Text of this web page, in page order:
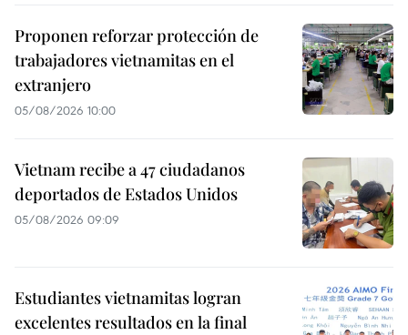
Proponen reforzar protección de
trabajadores vietnamitas en el
extranjero
05/08/2026 10:00
Vietnam recibe a 47 ciudadanos
deportados de Estados Unidos
05/08/2026 09:09
Estudiantes vietnamitas logran
excelentes resultados en la final